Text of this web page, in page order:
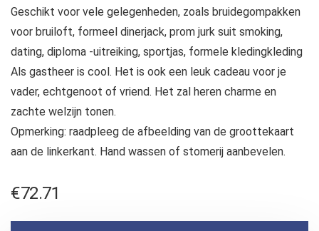
Geschikt voor vele gelegenheden, zoals bruidegompakken
voor bruiloft, formeel dinerjack, prom jurk suit smoking,
dating, diploma -uitreiking, sportjas, formele kledingkleding
Als gastheer is cool. Het is ook een leuk cadeau voor je
vader, echtgenoot of vriend. Het zal heren charme en
zachte welzijn tonen.
Opmerking: raadpleeg de afbeelding van de groottekaart
aan de linkerkant. Hand wassen of stomerij aanbevelen.
€72.71